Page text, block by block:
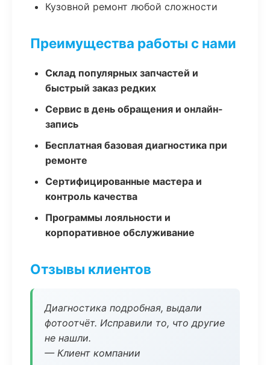
Кузовной ремонт любой сложности
Преимущества работы с нами
Склад популярных запчастей и
быстрый заказ редких
Сервис в день обращения и онлайн-
запись
Бесплатная базовая диагностика при
ремонте
Сертифицированные мастера и
контроль качества
Программы лояльности и
корпоративное обслуживание
Отзывы клиентов
Диагностика подробная, выдали
фотоотчёт. Исправили то, что другие
не нашли.
— Клиент компании